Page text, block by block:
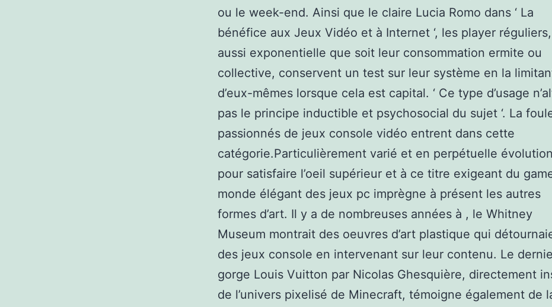
ou le week-end. Ainsi que le claire Lucia Romo dans ‘ La
bénéfice aux Jeux Vidéo et à Internet ‘, les player réguliers,
aussi exponentielle que soit leur consommation ermite ou
collective, conservent un test sur leur système en la
d’eux-mêmes lorsque cela est capital. ‘ Ce type d’usage
pas le principe inductible et psychosocial du sujet ‘. La
passionnés de jeux console vidéo entrent dans cette
catégorie.Particulièrement varié et en perpétuelle évolution
pour satisfaire l’oeil supérieur et à ce titre exigeant du
monde élégant des jeux pc imprègne à présent les autres
formes d’art. Il y a de nombreuses années à , le Whitney
Museum montrait des oeuvres d’art plastique qui
des jeux console en intervenant sur leur contenu. Le
gorge Louis Vuitton par Nicolas Ghesquière, directement
de l’univers pixelisé de Minecraft, témoigne également de